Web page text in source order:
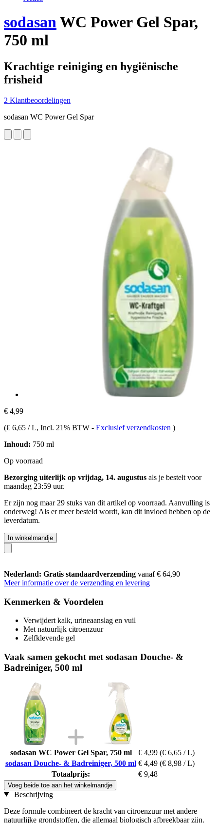
sodasanWC Power Gel Spar,
750 ml
Krachtige reiniging en hygiënische
frisheid
2 Klantbeoordelingen
sodasan WC Power Gel Spar
€ 4,99
(€ 6,65 / L, Incl. 21% BTW - Exclusief verzendkosten )
Inhoud: 750 ml
Op voorraad
Bezorging uiterlijk op vrijdag, 14. augustus als je bestelt voor
maandag 23:59 uur.
Er zijn nog maar 29 stuks van dit artikel op voorraad. Aanvulling is
onderweg! Als er meer besteld wordt, kan dit invloed hebben op de
leverdatum.
In winkelmandje
Nederland: Gratis standaardverzending vanaf € 64,90
Meer informatie over de verzending en levering
Kenmerken & Voordelen
Verwijdert kalk, urineaanslag en vuil
Met natuurlijk citroenzuur
Zelfklevende gel
Vaak samen gekocht met sodasan Douche- &
Badreiniger, 500 ml
sodasan WC Power Gel Spar, 750 ml € 4,99 (€ 6,65 / L)
sodasan Douche- & Badreiniger, 500 ml € 4,49 (€ 8,98 / L)
Totaalprijs:
€ 9,48
Voeg beide toe aan het winkelmandje
Beschrijving
Deze formule combineert de kracht van citroenzuur met andere
natuurlijke grondstoffen, die allemaal biologisch afbreekbaar zijn.